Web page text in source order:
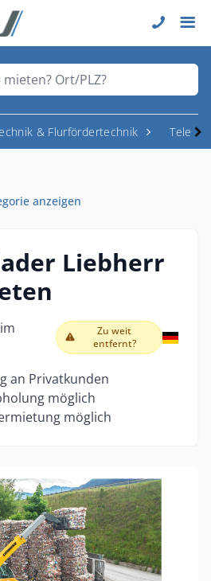
Ort/PLZ?
& Flurfördertechnik
anzeigen
Liebherr
Zu weit
entfernt?
an Privatkunden
möglich
möglich